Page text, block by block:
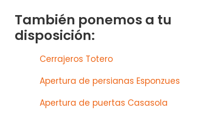
También ponemos a tu
disposición:
Cerrajeros Totero
Apertura de persianas Esponzues
Apertura de puertas Casasola